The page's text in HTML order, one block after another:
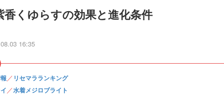
香くゆらすの効果と進化条件
16:35
／ リセマラランキング
／水着メジロブライト